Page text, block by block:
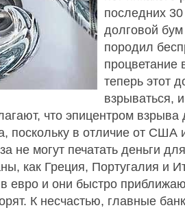
последних
долговой
породил
процветание
теперь этот
взрываться,
что эпицентром взрыва
поскольку в отличие от США
не могут печатать деньги
как Греция, Португалия и
евро и они быстро
К несчастью, главные